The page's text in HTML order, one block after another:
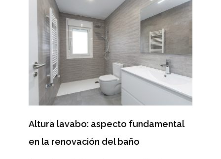
Altura lavabo: aspecto fundamental
en la renovación del baño